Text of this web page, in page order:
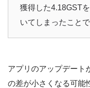
獲得した4.18GST
いてしまったこと
アプリのアップデート
の差が小さくなる可能